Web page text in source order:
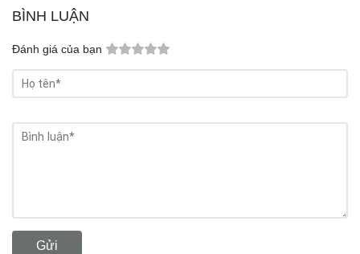
BÌNH LUẬN
Đánh giá của bạn
Gửi